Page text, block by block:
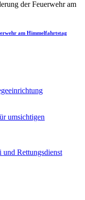
am Himmelfahrtstag
umsichtigen
Rettungsdienst